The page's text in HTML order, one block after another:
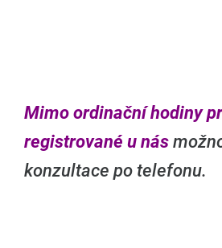
Mimo ordinační hodiny
registrované u nás
konzultace po telefonu.